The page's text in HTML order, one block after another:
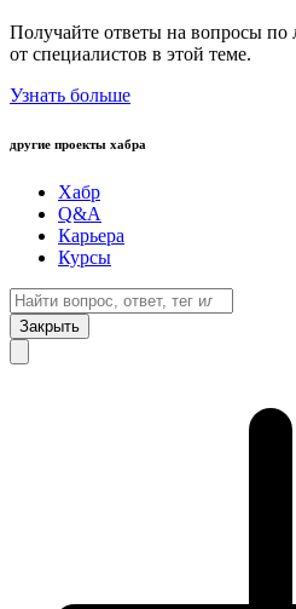
Получайте ответы на вопросы по
от специалистов в этой теме.
Узнать больше
другие проекты хабра
Хабр
Q&A
Карьера
Курсы
Закрыть